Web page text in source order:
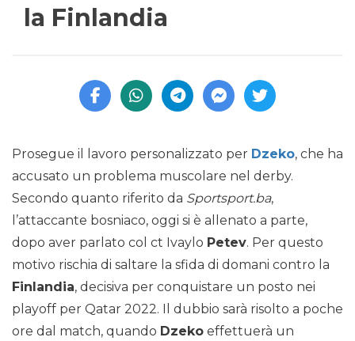
la Finlandia
Prosegue il lavoro personalizzato per Dzeko, che ha
accusato un problema muscolare nel derby.
Secondo quanto riferito da Sportsport.ba,
l’attaccante bosniaco, oggi si è allenato a parte,
dopo aver parlato col ct Ivaylo Petev. Per questo
motivo rischia di saltare la sfida di domani contro la
Finlandia, decisiva per conquistare un posto nei
playoff per Qatar 2022. Il dubbio sarà risolto a poche
ore dal match, quando Dzeko effettuerà un